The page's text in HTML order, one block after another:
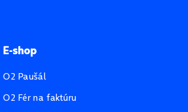
E-shop
O2 Paušál
O2 Fér na faktúru